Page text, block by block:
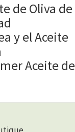
de Oliva de
y el Aceite
Aceite de